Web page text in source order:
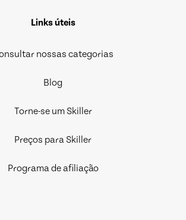
Links úteis
nossas categorias
Blog
Torne-se um Skiller
Preços para Skiller
Programa de afiliação